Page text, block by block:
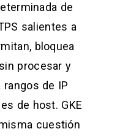
de
salientes a
bloquea
procesar y
de IP
de host. GKE
cuestión